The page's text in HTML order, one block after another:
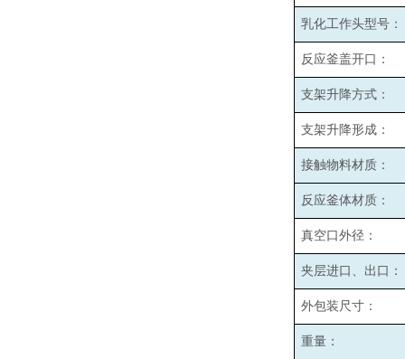
乳化工作头型号：
反应釜盖开口：
支架升降方式：
支架升降形成：
接触物料材质：
反应釜体材质：
真空口外径：
夹层进口、出口：
外包装尺寸：
重量：